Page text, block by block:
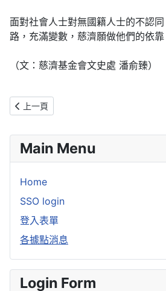
面對社會人士對無國籍人士的不認
路，充滿變數，慈濟願做他們的依靠
（文：慈濟基金會文史處 潘俞臻）
上一篇文章: 臺南慈小迎新生 大手牽小手
上一頁
Main Menu
Home
SSO login
登入表單
各據點消息
Login Form